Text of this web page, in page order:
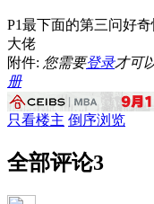
P1最下面的第三问好
大佬
附件: 您需要登录才可
册
只看楼主 倒序浏览
全部评论3